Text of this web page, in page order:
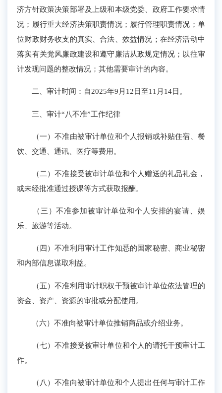
济方针政策决策部署及上级和本级党委、政府工作要求情
况；履行重大经济决策职责情况；履行管理职责情况；单
位财政财务收支的真实、合法、效益情况；在经济活动中
落实有关党风廉政建设和遵守廉洁从政规定情况；以往审
计发现问题的整改情况；其他需要审计的内容。
二、审计时间：自2025年9月12日至11月14日。
三、审计“八不准”工作纪律
（一）不准由被审计单位和个人报销或补贴住宿、餐
饮、交通、通讯、医疗等费用。
（二）不准接受被审计单位和个人赠送的礼品礼金，
或未经批准通过授课等方式获取报酬。
（三）不准参加被审计单位和个人安排的宴请、娱
乐、旅游等活动。
（四）不准利用审计工作知悉的国家秘密、商业秘密
和内部信息谋取利益。
（五）不准利用审计职权干预被审计单位依法管理的
资金、资产、资源的审批或分配使用。
（六）不准向被审计单位推销商品或介绍业务。
（七）不准接受被审计单位和个人的请托干预审计工
作。
（八）不准向被审计单位和个人提出任何与审计工作